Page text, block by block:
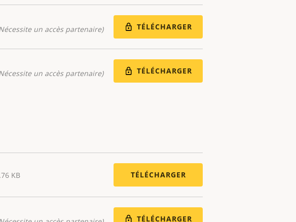
un accès partenaire) TÉLÉCHARGER
un accès partenaire) TÉLÉCHARGER
KB TÉLÉCHARGER
TÉLÉCHARGER